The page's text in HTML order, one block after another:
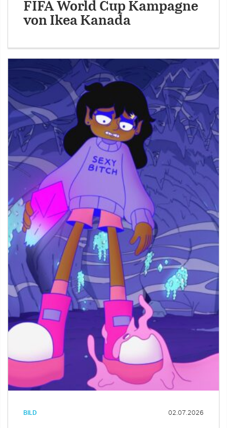
FIFA World Cup Kampagne
von Ikea Kanada
BILD 02.07.2026